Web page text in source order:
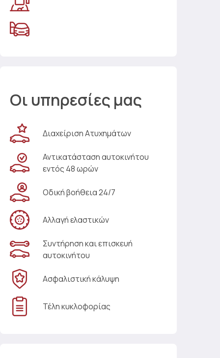
Οι υπηρεσίες μας
Διαχείριση Ατυχημάτων
Αντικατάσταση αυτοκινήτου
εντός 48 ωρών
Οδική βοήθεια 24/7
Αλλαγή ελαστικών
Συντήρηση και επισκευή
αυτοκινήτου
Ασφαλιστική κάλυψη
Τέλη κυκλοφορίας